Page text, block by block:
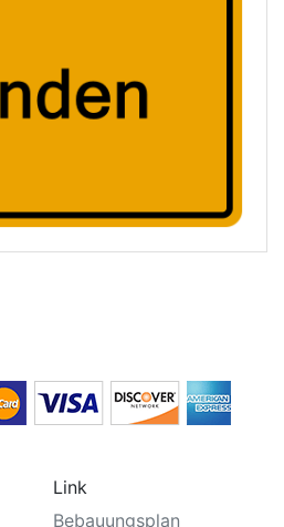
Link
Bebauungsplan